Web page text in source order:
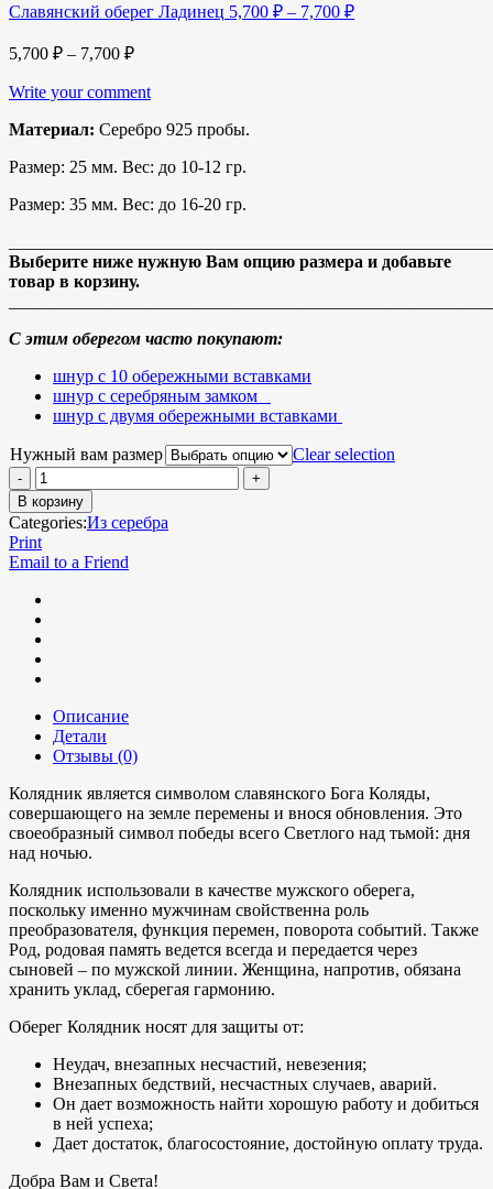
Славянский оберег Ладинец 5,700 ₽ – 7,700 ₽
5,700 ₽ – 7,700 ₽
Write your comment
Материал: Серебро 925 пробы.
Размер: 25 мм. Вес: до 10-12 гр.
Размер: 35 мм. Вес: до 16-20 гр.
Выберите ниже нужную Вам опцию размера и добавьте
товар в корзину.
С этим оберегом часто покупают:
шнур с 10 обережными вставками
шнур с серебряным замком
шнур с двумя обережными вставками
Нужный вам размер Clear selection
В корзину
Categories:Из серебра
Print
Email to a Friend
Описание
Детали
Отзывы (0)
Колядник является символом славянского Бога Коляды,
совершающего на земле перемены и внося обновления. Это
своеобразный символ победы всего Светлого над тьмой: дня
над ночью.
Колядник использовали в качестве мужского оберега,
поскольку именно мужчинам свойственна роль
преобразователя, функция перемен, поворота событий. Также
Род, родовая память ведется всегда и передается через
сыновей – по мужской линии. Женщина, напротив, обязана
хранить уклад, сберегая гармонию.
Оберег Колядник носят для защиты от:
Неудач, внезапных несчастий, невезения;
Внезапных бедствий, несчастных случаев, аварий.
Он дает возможность найти хорошую работу и добиться
в ней успеха;
Дает достаток, благосостояние, достойную оплату труда.
Добра Вам и Света!